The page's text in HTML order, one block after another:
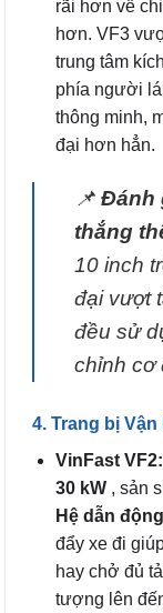
rãi hơn về
hơn. VF3
trung tâm
phía người
thông minh,
đại hơn hẳn.
📌 Đánh
thắng
10 inch
đại vượt
đều sử
chỉnh cơ
4. Trang bị
VinFast VF2:
30 kW , sản
Hệ dẫn
đẩy xe đi
hay chở đủ
tượng lên